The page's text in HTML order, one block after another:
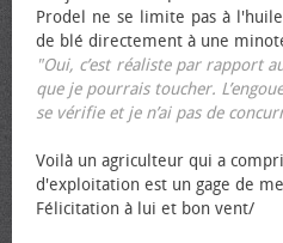
Prodel ne se limite pas à
de blé directement à une
"Oui, c’est réaliste par rapport
que je pourrais toucher.
se vérifie et je n’ai pas de
Voilà un agriculteur qui a
d'exploitation est un gage de
Félicitation à lui et bon vent/